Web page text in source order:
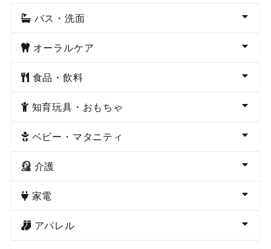
バス・洗面
オーラルケア
食品・飲料
知育玩具・おもちゃ
ベビー・マタニティ
介護
家電
アパレル